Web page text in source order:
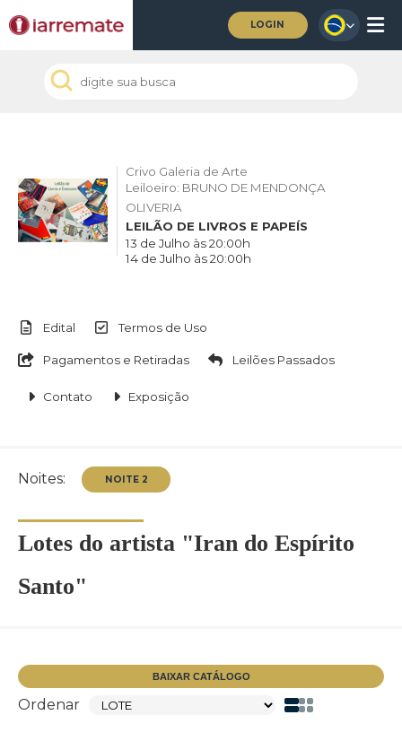
LOGIN
Crivo Galeria de Arte
Leiloeiro: BRUNO DE MENDONÇA
OLIVERIA
LEILÃO DE LIVROS E PAPEÍS
13 de Julho às 20:00h
14 de Julho às 20:00h
Edital Termos de Uso
Pagamentos e Retiradas Leilões Passados
Contato Exposição
Noites:
Lotes do artista "Iran do Espírito
Santo"
BAIXAR CATÁLOGO
Ordenar